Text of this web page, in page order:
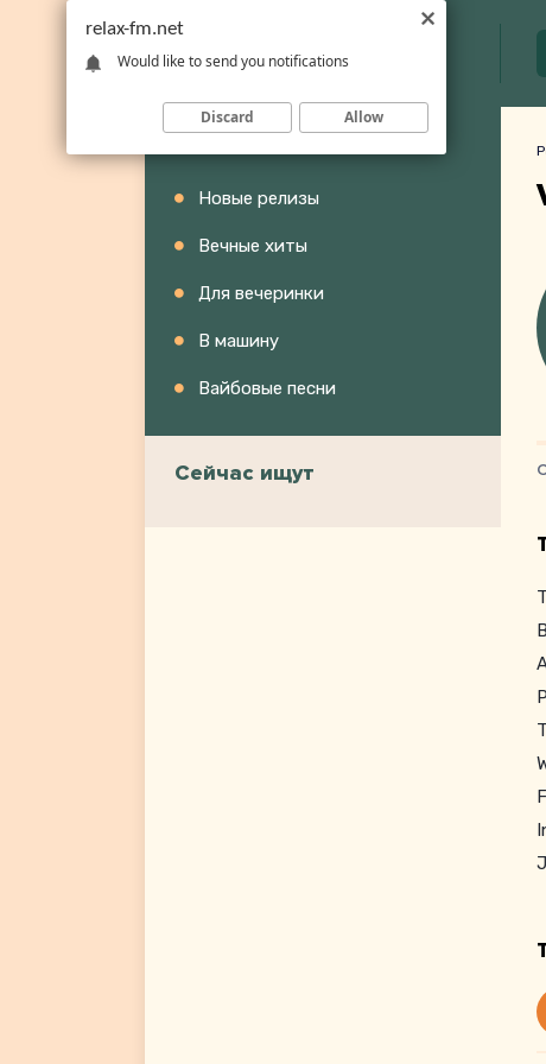
Новые релизы
Вечные хиты
Для вечеринки
В машину
Вайбовые песни
Сейчас ищут
relax-fm.net
Would like to send you notifications
Discard Allow